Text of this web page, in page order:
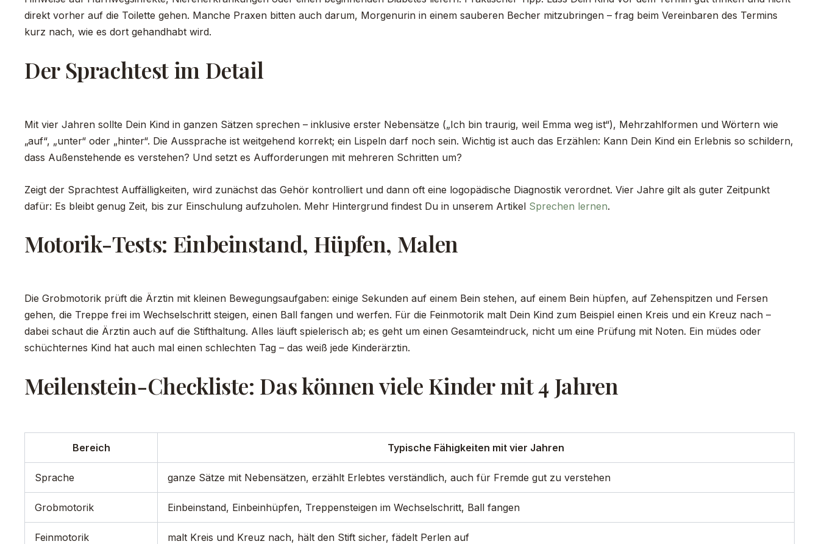
direkt vorher auf die Toilette gehen. Manche Praxen bitten auch darum, Morgenurin in einem sauberen Becher mitzubringen – frag beim Vereinbaren des Termins
kurz nach, wie es dort gehandhabt wird.
Der Sprachtest im Detail
Mit vier Jahren sollte Dein Kind in ganzen Sätzen sprechen – inklusive erster Nebensätze („Ich bin traurig, weil Emma weg ist“), Mehrzahlformen und Wörtern wie
„auf“, „unter“ oder „hinter“. Die Aussprache ist weitgehend korrekt; ein Lispeln darf noch sein. Wichtig ist auch das Erzählen: Kann Dein Kind ein Erlebnis so schildern,
dass Außenstehende es verstehen? Und setzt es Aufforderungen mit mehreren Schritten um?
Zeigt der Sprachtest Auffälligkeiten, wird zunächst das Gehör kontrolliert und dann oft eine logopädische Diagnostik verordnet. Vier Jahre gilt als guter Zeitpunkt
dafür: Es bleibt genug Zeit, bis zur Einschulung aufzuholen. Mehr Hintergrund findest Du in unserem Artikel Sprechen lernen.
Motorik-Tests: Einbeinstand, Hüpfen, Malen
Die Grobmotorik prüft die Ärztin mit kleinen Bewegungsaufgaben: einige Sekunden auf einem Bein stehen, auf einem Bein hüpfen, auf Zehenspitzen und Fersen
gehen, die Treppe frei im Wechselschritt steigen, einen Ball fangen und werfen. Für die Feinmotorik malt Dein Kind zum Beispiel einen Kreis und ein Kreuz nach –
dabei schaut die Ärztin auch auf die Stifthaltung. Alles läuft spielerisch ab; es geht um einen Gesamteindruck, nicht um eine Prüfung mit Noten. Ein müdes oder
schüchternes Kind hat auch mal einen schlechten Tag – das weiß jede Kinderärztin.
Meilenstein-Checkliste: Das können viele Kinder mit 4 Jahren
Bereich Typische Fähigkeiten mit vier Jahren
Sprache ganze Sätze mit Nebensätzen, erzählt Erlebtes verständlich, auch für Fremde gut zu verstehen
Grobmotorik Einbeinstand, Einbeinhüpfen, Treppensteigen im Wechselschritt, Ball fangen
Feinmotorik malt Kreis und Kreuz nach, hält den Stift sicher, fädelt Perlen auf